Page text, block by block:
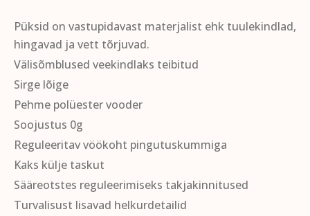
Püksid on vastupidavast materjalist ehk tuulekindlad,
hingavad ja vett tõrjuvad.
Välisõmblused veekindlaks teibitud
Sirge lõige
Pehme polüester vooder
Soojustus 0g
Reguleeritav vöökoht pingutuskummiga
Kaks külje taskut
Sääreotstes reguleerimiseks takjakinnitused
Turvalisust lisavad helkurdetailid